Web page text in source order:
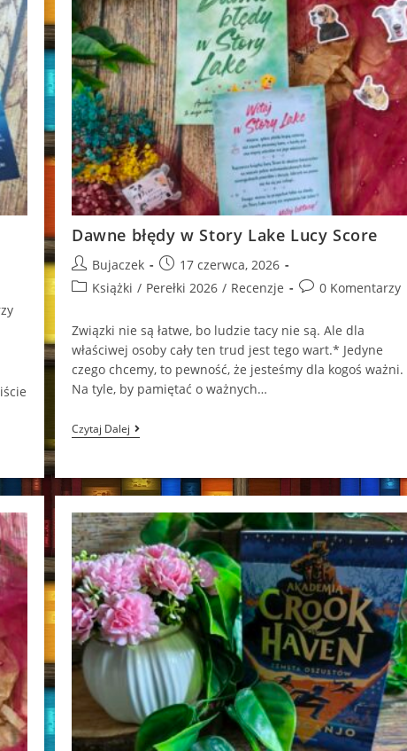
Dawne błędy w Story Lake Lucy Score
Post
author:
Bujaczek
Post
published:
17 czerwca, 2026
PostKsiążki / Perełki 2026 / Recenzje
Post0 Komentarzy
Związki nie są łatwe, bo ludzie tacy nie są. Ale dla
właściwej osoby cały ten trud jest tego wart.* Jedyne
czego chcemy, to pewność, że jesteśmy dla kogoś ważni.
Na tyle, by pamiętać o ważnych…
Czytaj Dalej Dawne
Błędy
Lake
Lucy
Score